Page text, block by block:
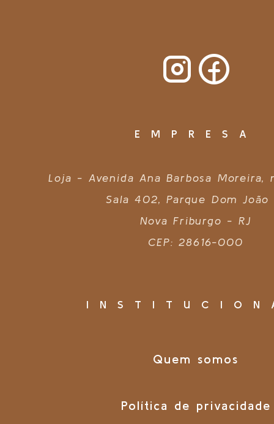
EMPRESA
Loja - Avenida Ana Barbosa Moreira,
Sala 402, Parque Dom João
Nova Friburgo - RJ
CEP: 28616-000
Quem somos
Política de privacidade